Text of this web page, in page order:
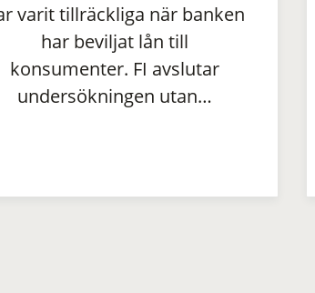
varit tillräckliga när banken
har beviljat lån till
konsumenter. FI avslutar
undersökningen utan…